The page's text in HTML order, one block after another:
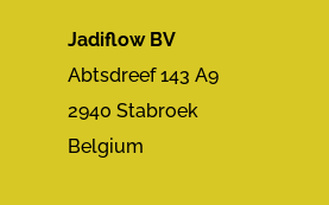
Jadiflow BV
Abtsdreef 143 A9
2940 Stabroek
Belgium